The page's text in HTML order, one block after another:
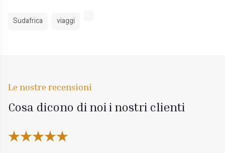
Sudafrica viaggi
Le nostre recensioni
Cosa dicono di noi i nostri clienti